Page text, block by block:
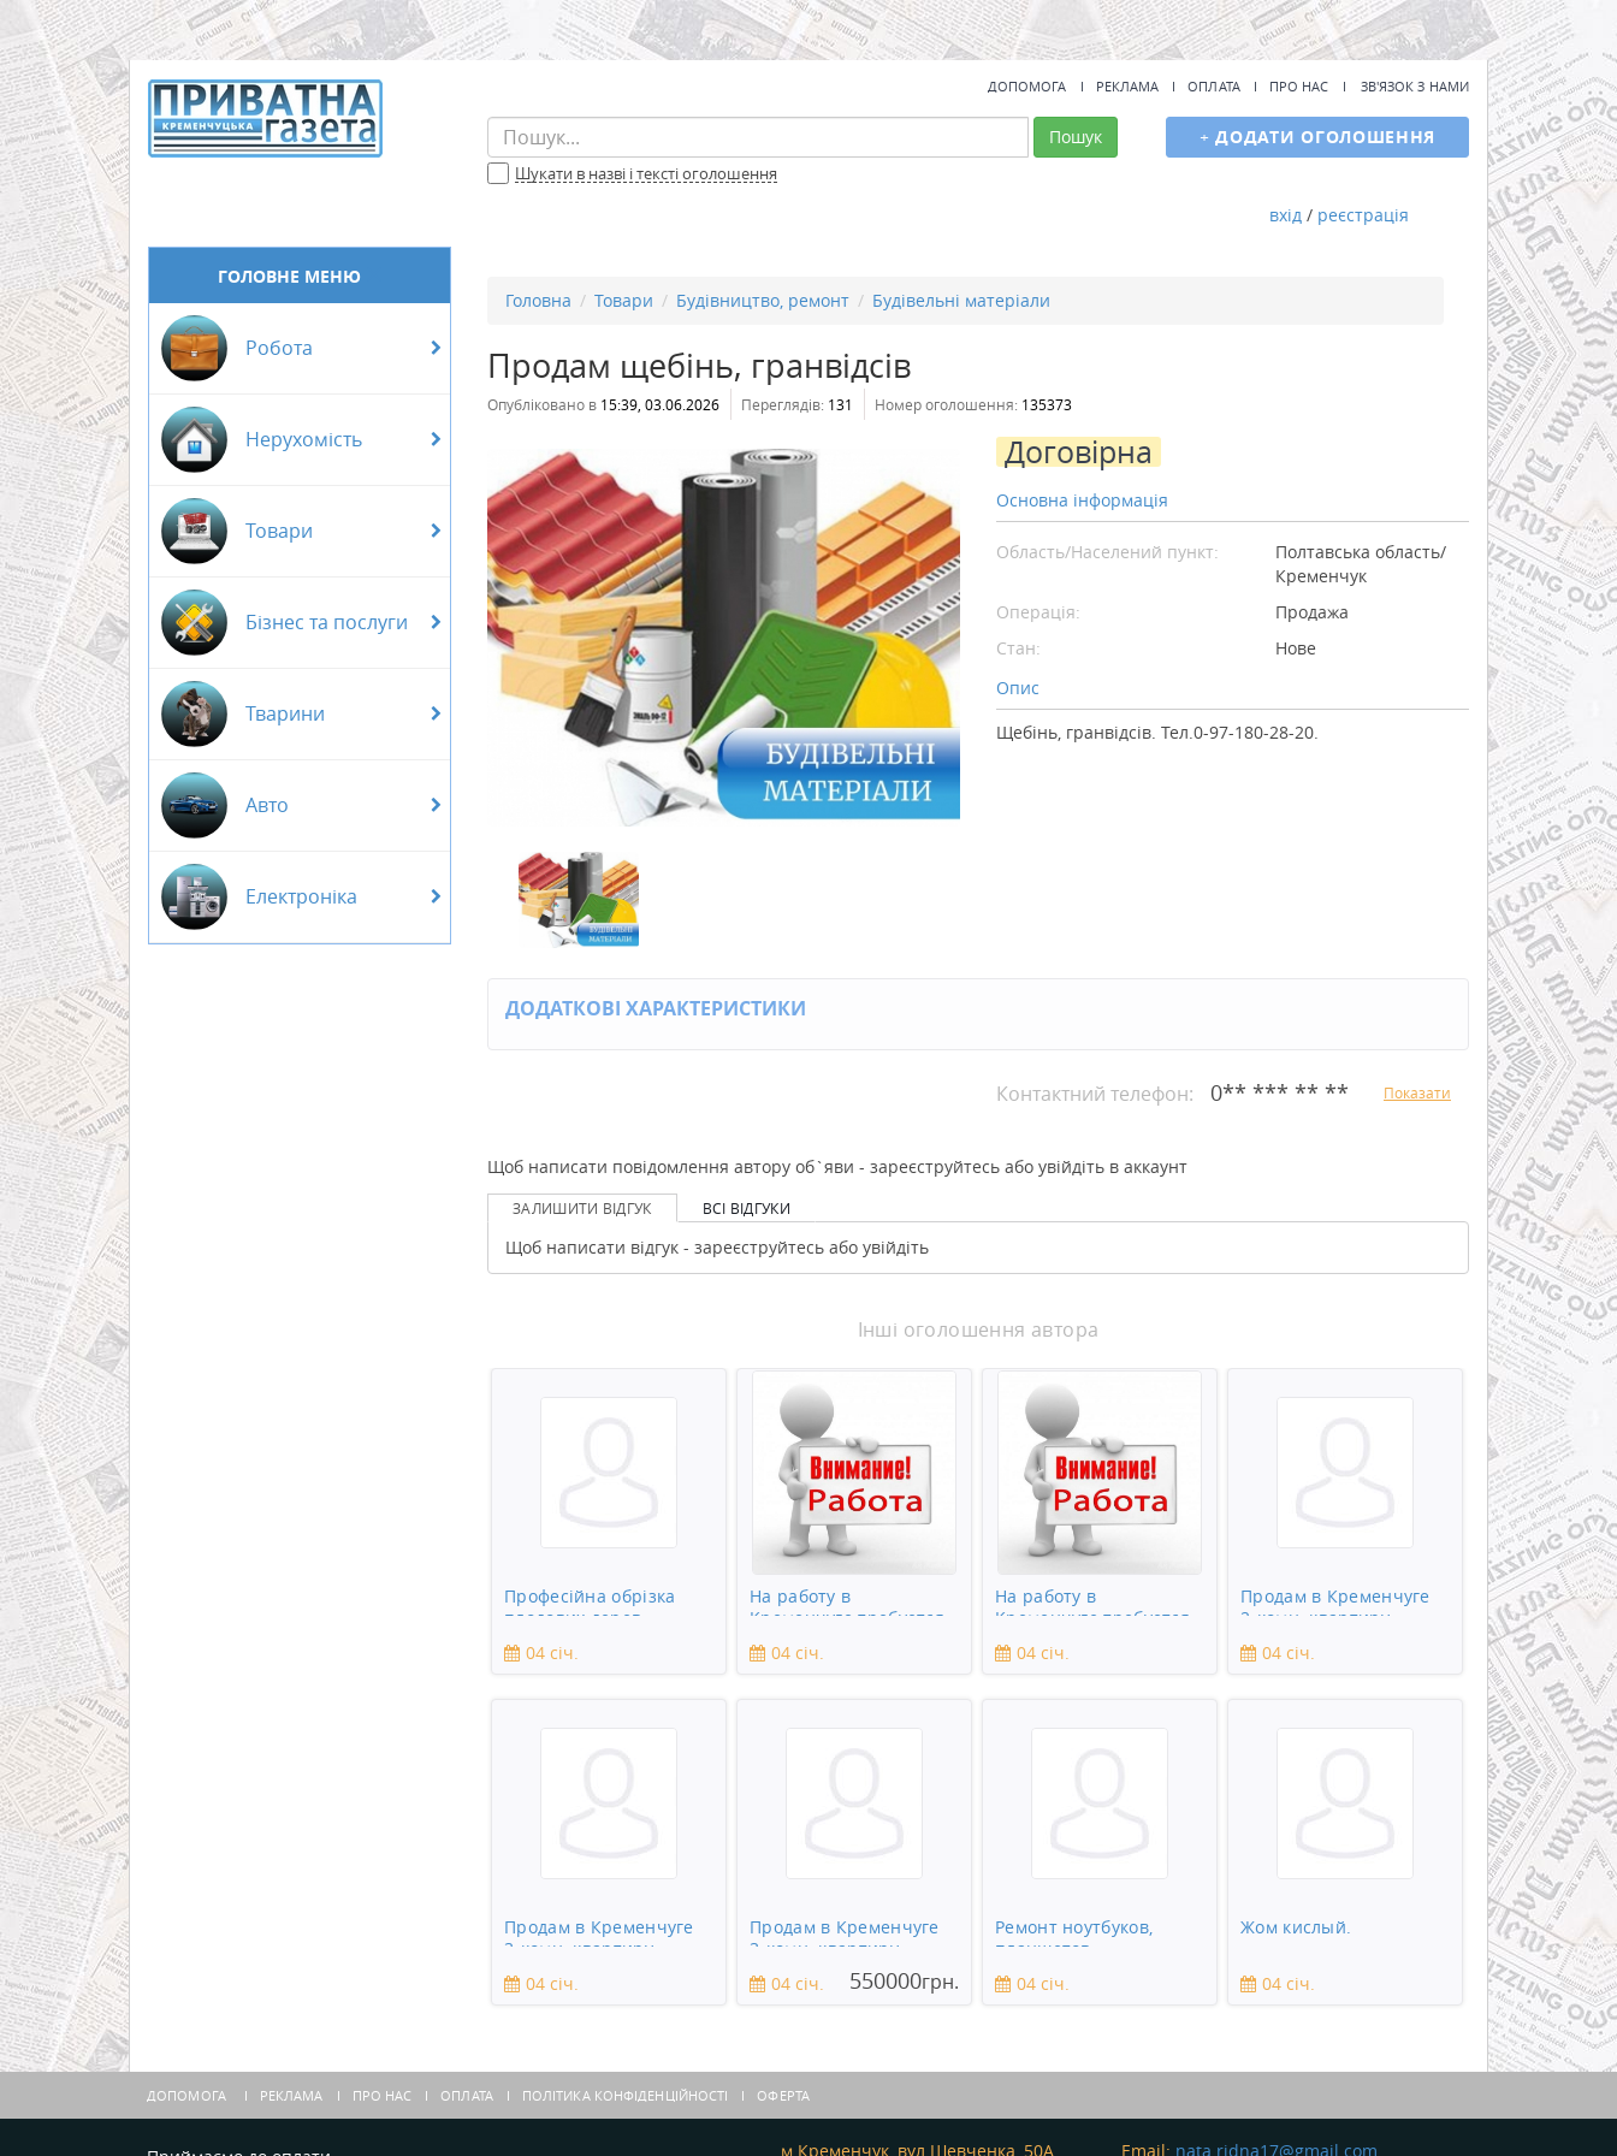
ДОПОМОГА РЕКЛАМА ОПЛАТА ПРО НАС ЗВ'ЯЗОК З НАМИ
Пошук
Шукати в назві і тексті оголошення
+ ДОДАТИ ОГОЛОШЕННЯ
вхід / реєстрація
ГОЛОВНЕ МЕНЮ
Робота
Нерухомість
Товари
Бізнес та послуги
Тварини
Авто
Електроніка
Головна Товари Будівництво, ремонт Будівельні матеріали
Продам щебінь, гранвідсів
Опубліковано в 15:39, 03.06.2026 Переглядів: 131 Номер оголошення: 135373
Договірна
Основна інформація
Область/Населений пункт:
Полтавська область/
Кременчук
Операція:
Продажа
Стан:
Нове
Опис
Щебінь, гранвідсів. Тел.0-97-180-28-20.
ДОДАТКОВІ ХАРАКТЕРИСТИКИ
Контактний телефон: 0** *** ** ** Показати
Щоб написати повідомлення автору об`яви - зареєструйтесь або увійдіть в аккаунт
ЗАЛИШИТИ ВІДГУК ВСІ ВІДГУКИ
Щоб написати відгук - зареєструйтесь або увійдіть
Інші оголошення автора
Професійна обрізка
плодових дерев
04 січ.
На работу в
Кременчуге требуется
подсобник
04 січ.
На работу в
Кременчуге требуется
сантехник
04 січ.
Продам в Кременчуге
2-комн. квартиру
04 січ.
Продам в Кременчуге
3-комн. квартиру
04 січ.
Продам в Кременчуге
3-комн. квартиру
04 січ.
550000грн.
Ремонт ноутбуков,
планшетов,
смартфонов, зеркальны
04 січ.
Жом кислый.
04 січ.
ДОПОМОГА РЕКЛАМА ПРО НАС ОПЛАТА ПОЛІТИКА КОНФІДЕНЦІЙНОСТІ ОФЕРТА
м.Кременчук, вул.Шевченка, 50А Email: nata.ridna17@gmail.com